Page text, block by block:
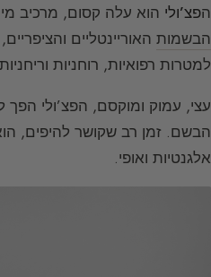
הפצ’ולי הוא עלה קסום, מרכיב
הבשמות האוריינטליים
למטרות רפואיות, רוחניות
עצי, עמוק ומוקסם, הפצ’ולי
הבשם. זמן רב שקושר להיפים,
אלגנטיות ואופי.